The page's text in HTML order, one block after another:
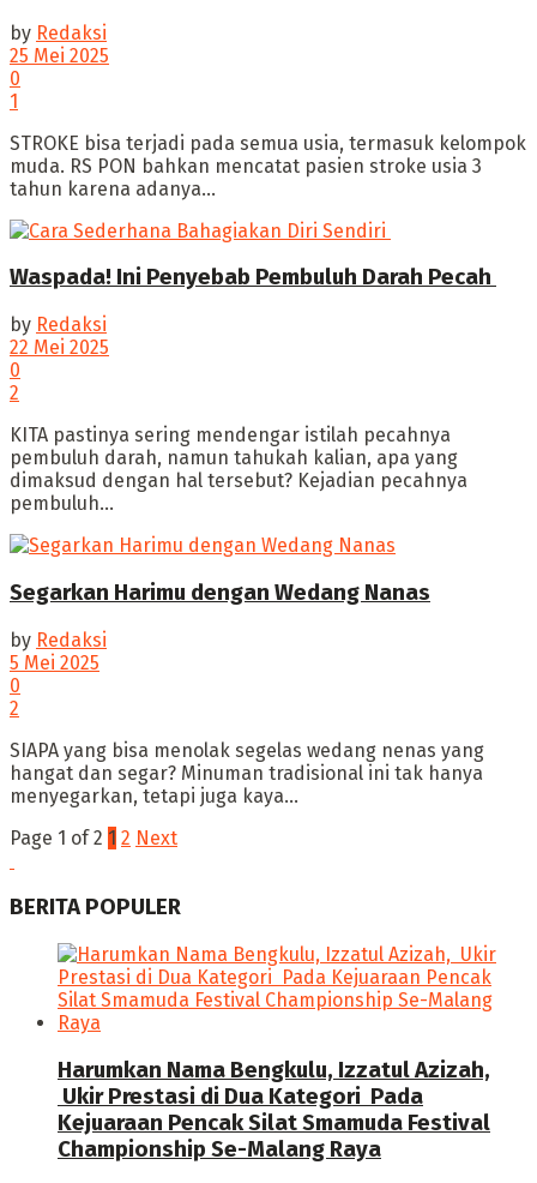
by Redaksi
25 Mei 2025
0
1
‎STROKE bisa terjadi pada semua usia, termasuk kelompok
muda. RS PON bahkan mencatat pasien stroke usia 3
tahun karena adanya...
Waspada! Ini Penyebab Pembuluh Darah Pecah ‎
by Redaksi
22 Mei 2025
0
2
‎KITA pastinya sering mendengar istilah pecahnya
pembuluh darah, namun tahukah kalian, apa yang
dimaksud dengan hal tersebut? ‎Kejadian pecahnya
pembuluh...
Segarkan Harimu dengan Wedang Nanas
by Redaksi
5 Mei 2025
0
2
SIAPA yang bisa menolak segelas wedang nenas yang
hangat dan segar? Minuman tradisional ini tak hanya
menyegarkan, tetapi juga kaya...
Page 1 of 2 1 2 Next
BERITA POPULER
Harumkan Nama Bengkulu, Izzatul Azizah,
Ukir Prestasi di Dua Kategori Pada
Kejuaraan Pencak Silat Smamuda Festival
Championship Se-Malang Raya